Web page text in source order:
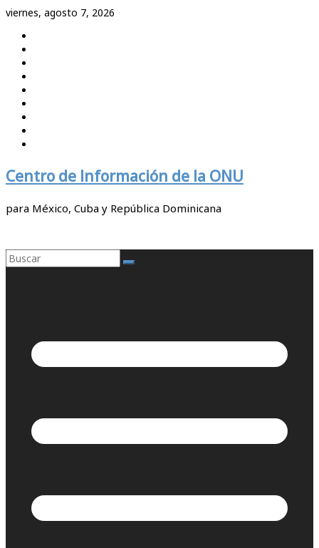
Saltar
contenido
viernes, agosto 7, 2026
Centro de Información de la ONU
para México, Cuba y República Dominicana